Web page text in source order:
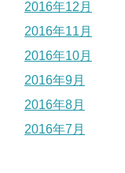
2016年12月
2016年11月
2016年10月
2016年9月
2016年8月
2016年7月